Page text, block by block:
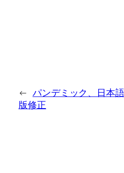
← パンデミック、日本語
版修正